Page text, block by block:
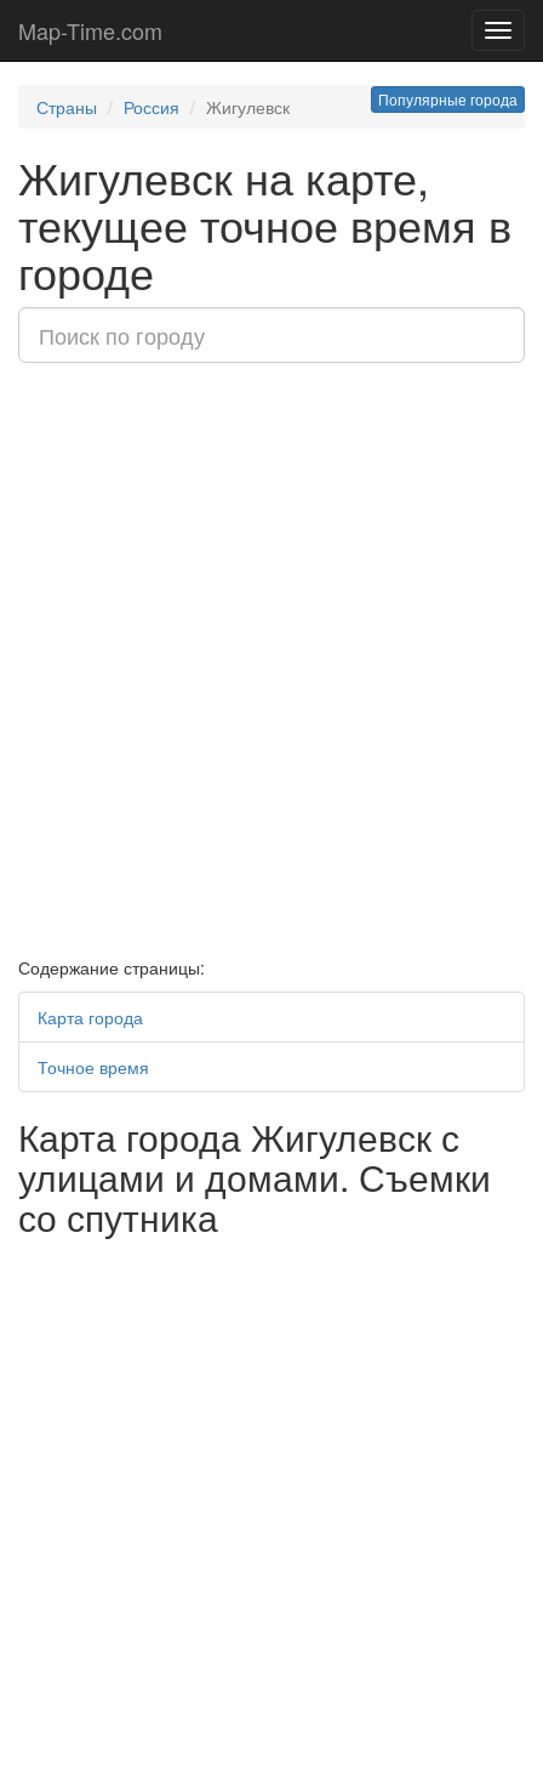
Map-Time.com
Популярные города
Страны Россия Жигулевск
Жигулевск на карте,
текущее точное время в
городе
Содержание страницы:
Карта города
Точное время
Карта города Жигулевск с
улицами и домами. Съемки
со спутника